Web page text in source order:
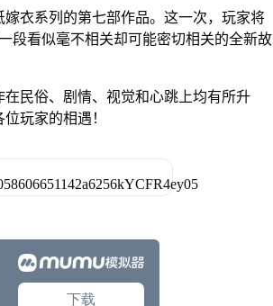
嫁衣系列的第七部作品。这一次，玩家将
段看似毫不相关却可能密切相关的全新故
民俗、剧情、视觉和心跳上均有所升
玩家的相遇！